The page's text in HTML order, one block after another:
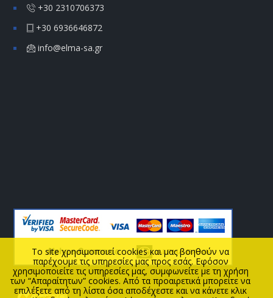
To site χρησιμοποιεί cookies και μας βοηθούν να
παρέχουμε τις υπηρεσίες μας προς εσάς. Εφόσον
χρησιμοποιείτε τις υπηρεσίες μας, συμφωνείτε με τη χρήση
των “Απαραίτητων” cookies. Από τα προαιρετικά μπορείτε να
επιλέξετε από τη λίστα όσα αποδέχεστε και να κάνετε κλικ
+30 2310706373
+30 6936646872
info@elma-sa.gr